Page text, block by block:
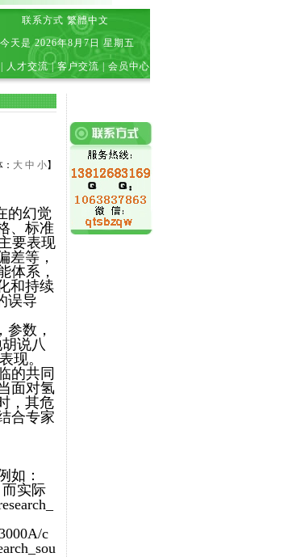
联系方式 繁體中文
今天是2026年8月7日 星期五
人才交流|客户交流 会员中心
大 中 小】
的幻觉
、标准
要表现
差等，
体系，
和持续
误导
参数，
说八
现。
的共同
面对氢
，其危
合专家
如：
实际
c